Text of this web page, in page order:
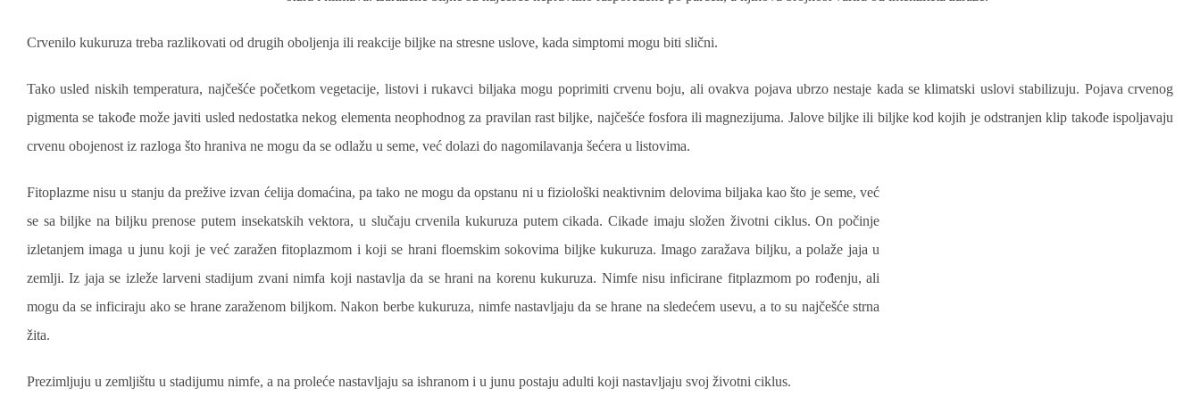
Crvenilo kukuruza treba razlikovati od drugih oboljenja ili reakcije biljke na stresne uslove, kada simptomi mogu biti slični.
Tako usled niskih temperatura, najčešće početkom vegetacije, listovi i rukavci biljaka mogu poprimiti crvenu boju, ali ovakva pojava ubrzo nestaje kada se klimatski uslovi stabilizuju. Pojava crvenog
pigmenta se takođe može javiti usled nedostatka nekog elementa neophodnog za pravilan rast biljke, najčešće fosfora ili magnezijuma. Jalove biljke ili biljke kod kojih je odstranjen klip takođe ispoljavaju
crvenu obojenost iz razloga što hraniva ne mogu da se odlažu u seme, već dolazi do nagomilavanja šećera u listovima.
Fitoplazme nisu u stanju da prežive izvan ćelija domaćina, pa tako ne mogu da opstanu ni u fiziološki neaktivnim delovima biljaka kao što je seme, već
se sa biljke na biljku prenose putem insekatskih vektora, u slučaju crvenila kukuruza putem cikada. Cikade imaju složen životni ciklus. On počinje
izletanjem imaga u junu koji je već zaražen fitoplazmom i koji se hrani floemskim sokovima biljke kukuruza. Imago zaražava biljku, a polaže jaja u
zemlji. Iz jaja se izleže larveni stadijum zvani nimfa koji nastavlja da se hrani na korenu kukuruza. Nimfe nisu inficirane fitplazmom po rođenju, ali
mogu da se inficiraju ako se hrane zaraženom biljkom. Nakon berbe kukuruza, nimfe nastavljaju da se hrane na sledećem usevu, a to su najčešće strna
žita.
Prezimljuju u zemljištu u stadijumu nimfe, a na proleće nastavljaju sa ishranom i u junu postaju adulti koji nastavljaju svoj životni ciklus.